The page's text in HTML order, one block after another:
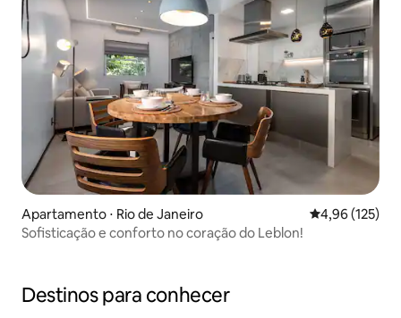
Apartamento ⋅ Rio de Janeiro 4,96 de uma
4,96 (125)
Sofisticação e conforto no coração do Leblon!
Destinos para conhecer